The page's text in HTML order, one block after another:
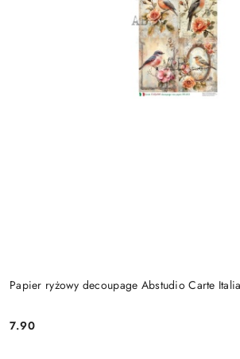
Papier ryżowy decoupage Abstudio Carte
Cena:
7.90